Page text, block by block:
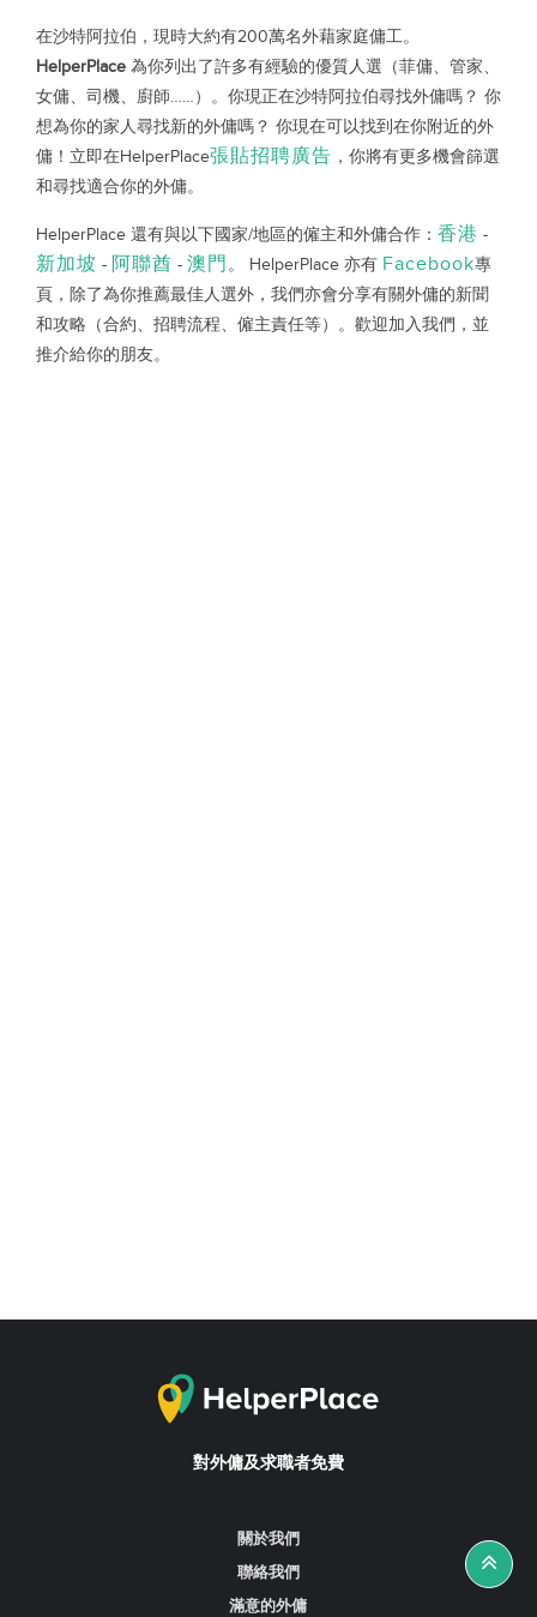
在沙特阿拉伯，現時大約有200萬名外藉家庭傭工。
HelperPlace 為你列出了許多有經驗的優質人選（菲傭、管家、
女傭、司機、廚師……）。你現正在沙特阿拉伯尋找外傭嗎？ 你
想為你的家人尋找新的外傭嗎？ 你現在可以找到在你附近的外
傭！立即在HelperPlace張貼招聘廣告 ，你將有更多機會篩選
和尋找適合你的外傭。
HelperPlace 還有與以下國家/地區的僱主和外傭合作： 香港 -
新加坡 - 阿聯酋 - 澳門 。 HelperPlace 亦有 Facebook專
頁，除了為你推薦最佳人選外，我們亦會分享有關外傭的新聞
和攻略（合約、招聘流程、僱主責任等）。歡迎加入我們，並
推介給你的朋友。
對外傭及求職者免費
關於我們
聯絡我們
滿意的外傭